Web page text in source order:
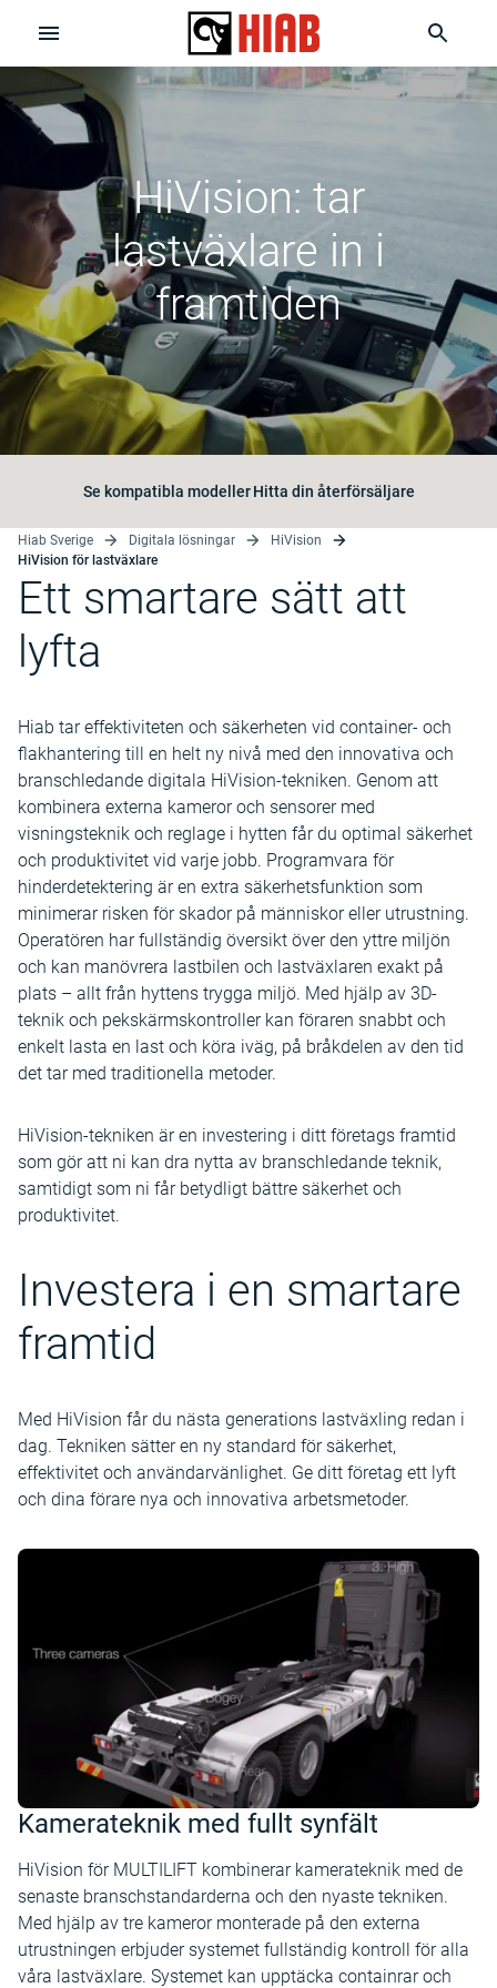
HiVision: tar
lastväxlare in i
framtiden
Se kompatibla modeller Hitta din återförsäljare
Hiab Sverige Digitala lösningar
HiVision
HiVision för lastväxlare
Ett smartare sätt att
lyfta
Hiab tar effektiviteten och säkerheten vid container- och
flakhantering till en helt ny nivå med den innovativa och
branschledande digitala HiVision-tekniken. Genom att
kombinera externa kameror och sensorer med
visningsteknik och reglage i hytten får du optimal säkerhet
och produktivitet vid varje jobb. Programvara för
hinderdetektering är en extra säkerhetsfunktion som
minimerar risken för skador på människor eller utrustning.
Operatören har fullständig översikt över den yttre miljön
och kan manövrera lastbilen och lastväxlaren exakt på
plats – allt från hyttens trygga miljö. Med hjälp av 3D-
teknik och pekskärmskontroller kan föraren snabbt och
enkelt lasta en last och köra iväg, på bråkdelen av den tid
det tar med traditionella metoder.
HiVision-tekniken är en investering i ditt företags framtid
som gör att ni kan dra nytta av branschledande teknik,
samtidigt som ni får betydligt bättre säkerhet och
produktivitet.
Investera i en smartare
framtid
Med HiVision får du nästa generations lastväxling redan i
dag. Tekniken sätter en ny standard för säkerhet,
effektivitet och användarvänlighet. Ge ditt företag ett lyft
och dina förare nya och innovativa arbetsmetoder.
Kamerateknik med fullt synfält
HiVision för MULTILIFT kombinerar kamerateknik med de
senaste branschstandarderna och den nyaste tekniken.
Med hjälp av tre kameror monterade på den externa
utrustningen erbjuder systemet fullständig kontroll för alla
våra lastväxlare. Systemet kan upptäcka containrar och